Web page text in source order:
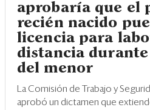
Edición Impresa
aprobaría que el
recién nacido
licencia para
distancia
del menor
La Comisión de Trabajo y
aprobó un dictamen que